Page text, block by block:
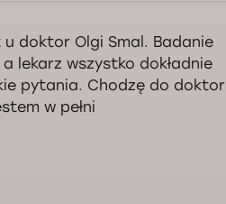
doktor Olgi Smal. Badanie
lekarz wszystko dokładnie
pytania. Chodzę do doktor
w pełni